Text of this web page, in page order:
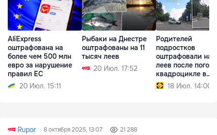
AliExpress
оштрафована на
более чем 500 млн
евро за нарушение
правил ЕС
20 Июл. 15:11
Рыбаки на Днестре
оштрафованы на 11
тысяч леев
20 Июл. 17:52
Родителей
подростков
оштрафовали на
леев после
квадроцикле в
Сороках
18 Июл. 14:00
Rupor 8 октября 2025, 13:07 21 288